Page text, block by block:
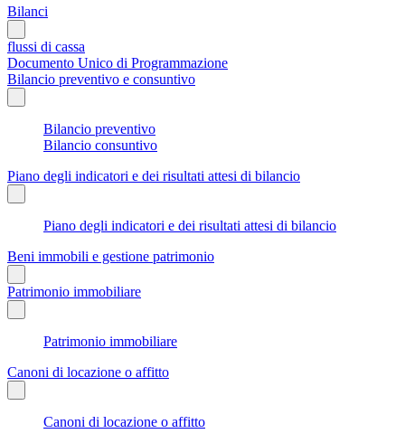
Bilanci
flussi di cassa
Documento Unico di Programmazione
Bilancio preventivo e consuntivo
Bilancio preventivo
Bilancio consuntivo
Piano degli indicatori e dei risultati attesi di bilancio
Piano degli indicatori e dei risultati attesi di bilancio
Beni immobili e gestione patrimonio
Patrimonio immobiliare
Patrimonio immobiliare
Canoni di locazione o affitto
Canoni di locazione o affitto